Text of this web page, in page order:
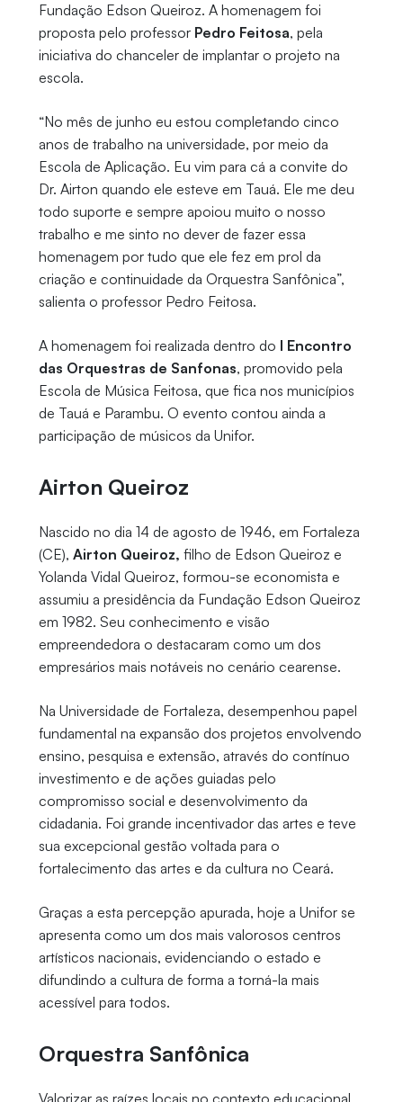
Fundação Edson Queiroz. A homenagem foi
proposta pelo professor Pedro Feitosa, pela
iniciativa do chanceler de implantar o projeto na
escola.
“No mês de junho eu estou completando cinco
anos de trabalho na universidade, por meio da
Escola de Aplicação. Eu vim para cá a convite do
Dr. Airton quando ele esteve em Tauá. Ele me deu
todo suporte e sempre apoiou muito o nosso
trabalho e me sinto no dever de fazer essa
homenagem por tudo que ele fez em prol da
criação e continuidade da Orquestra Sanfônica”,
salienta o professor Pedro Feitosa.
A homenagem foi realizada dentro do I Encontro
das Orquestras de Sanfonas, promovido pela
Escola de Música Feitosa, que fica nos municípios
de Tauá e Parambu. O evento contou ainda a
participação de músicos da Unifor.
Airton Queiroz
Nascido no dia 14 de agosto de 1946, em Fortaleza
(CE), Airton Queiroz, filho de Edson Queiroz e
Yolanda Vidal Queiroz, formou-se economista e
assumiu a presidência da Fundação Edson Queiroz
em 1982. Seu conhecimento e visão
empreendedora o destacaram como um dos
empresários mais notáveis no cenário cearense.
Na Universidade de Fortaleza, desempenhou papel
fundamental na expansão dos projetos envolvendo
ensino, pesquisa e extensão, através do contínuo
investimento e de ações guiadas pelo
compromisso social e desenvolvimento da
cidadania. Foi grande incentivador das artes e teve
sua excepcional gestão voltada para o
fortalecimento das artes e da cultura no Ceará.
Graças a esta percepção apurada, hoje a Unifor se
apresenta como um dos mais valorosos centros
artísticos nacionais, evidenciando o estado e
difundindo a cultura de forma a torná-la mais
acessível para todos.
Orquestra Sanfônica